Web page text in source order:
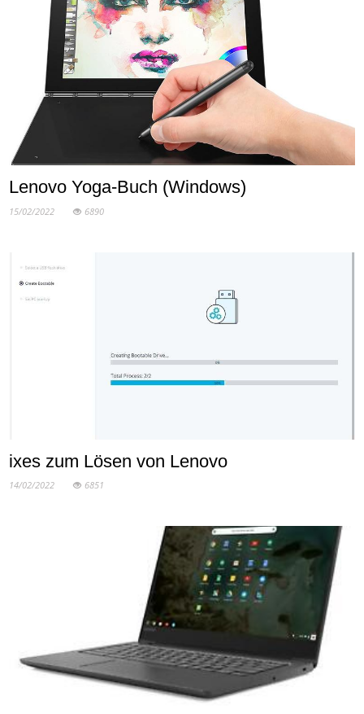
Lenovo Yoga-Buch (Windows)
15/02/2022 6890
ixes zum Lösen von Lenovo
14/02/2022 6851